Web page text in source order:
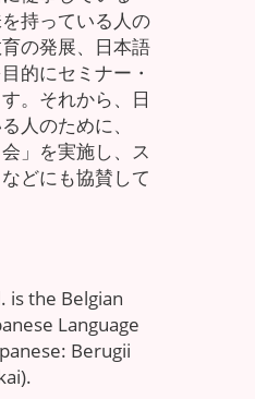
持っている人の
の発展、日本語
的にセミナー・
。それから、日
人のために、
」を実施し、ス
どにも協賛して
is the Belgian
Language
Berugii